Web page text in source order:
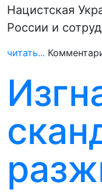
Нацистская
России и
читать...